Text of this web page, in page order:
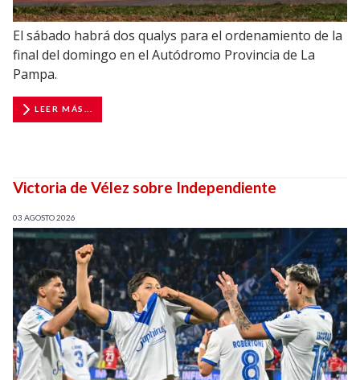
El sábado habrá dos qualys para el ordenamiento de la
final del domingo en el Autódromo Provincia de La
Pampa.
LEER MÁS...
Victoria de Vélez sobre Independiente
03 AGOSTO 2026